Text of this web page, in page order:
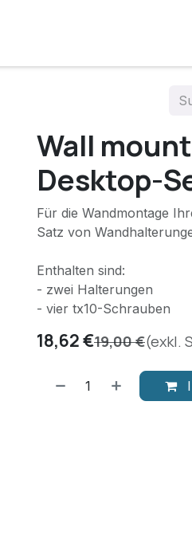
Wall
Desktop-
Für die Wandmontage
Satz von
Enthalten sind:
- zwei Halterungen
- vier tx10-Schrauben
18,62€19,00€(exkl.